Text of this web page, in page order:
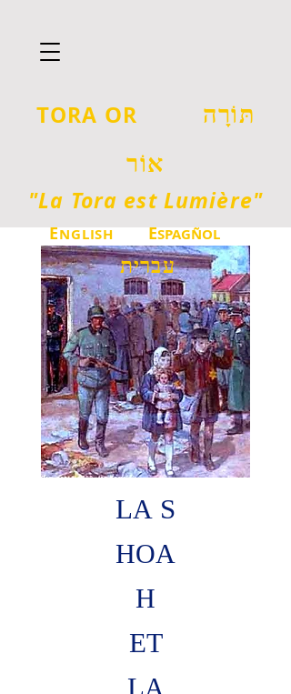
TORA OR תּוֹרָה
אוֹר
"La Tora est Lumière"
ENGLISH ESPAGÑOL
עברית
LA S
HOA
H
ET
LA